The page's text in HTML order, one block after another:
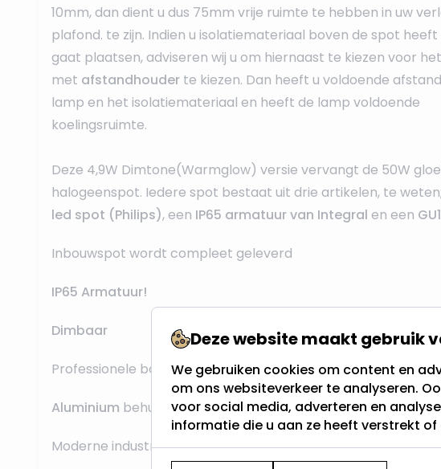
10mm, dan dient u dus 75mm vrije ruimte te hebben in uw
plafond. te zijn. Indien u isolatiemateriaal boven de spot
gaat plaatsen, adviseren wij u om hiernaast te kiezen voor
met afstandhouder te kiezen. Dan heeft u voldoende
lamp en het isolatiemateriaal en heeft de lamp voldoende
koelingsruimte.
Deze 4,9W Dimtone(Warmglow) versie vervangt de 50W
halogeenspot. Iedere spot bestaat uit drie artikelen, te
led spot (Philips), een IP65 armatuur van Integral en een
Inbouwspot wordt compleet geleverd
IP65 Armatuur!
Dimbaar
Professionele bouwkwaliteit voor eenlange levensduur
Aluminium behuizing
Moderne industriële look
Deze website maakt gebruik
We gebruiken cookies om content en
om ons websiteverkeer te analyseren.
voor social media, adverteren en
informatie die u aan ze heeft verstrekt